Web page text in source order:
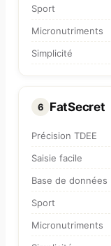
Sport
Micronutriments
Simplicité
6 FatSecret
Précision TDEE
Saisie facile
Base de données
Sport
Micronutriments